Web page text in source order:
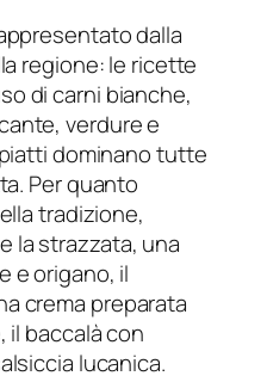
dalla
regione: le ricette
di carni bianche,
verdure e
dominano tutte
Per quanto
tradizione,
la strazzata, una
e origano, il
crema preparata
il baccalà con
lucanica.